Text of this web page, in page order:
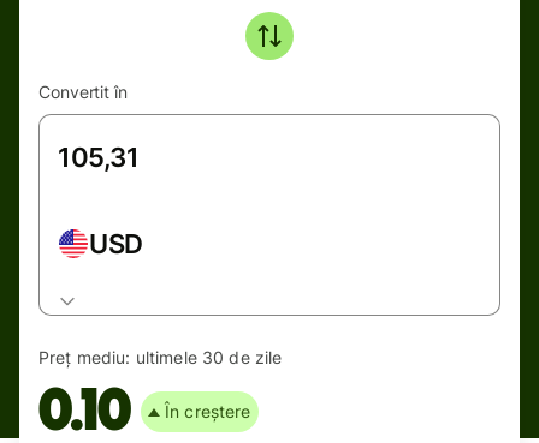
Convertit în
USD
Preț mediu: ultimele 30 de zile
0.10 În creștere